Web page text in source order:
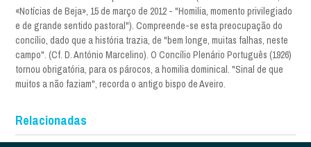
«Notícias de Beja», 15 de março de 2012 - "Homilia, momento privilegiado
e de grande sentido pastoral"). Compreende-se esta preocupação do
concílio, dado que a história trazia, de "bem longe, muitas falhas, neste
campo". (Cf. D. António Marcelino). O Concílio Plenário Português (1926)
tornou obrigatória, para os párocos, a homilia dominical. "Sinal de que
muitos a não faziam", recorda o antigo bispo de Aveiro.
Relacionadas